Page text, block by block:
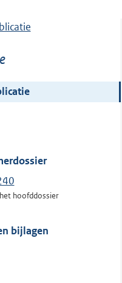
hoofddossier
bijlagen